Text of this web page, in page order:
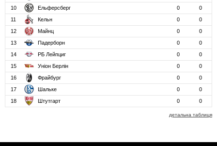
10
Ельферсберг 0
0
11
Кельн 0
0
12
Майнц 0
0
13
Падерборн 0
0
14
РБ Лейпциг 0
0
15
Уніон Берлін 0
0
16
Фрайбург 0
0
17
Шальке 0
0
18
Штутгарт 0 0
детальна таблиця